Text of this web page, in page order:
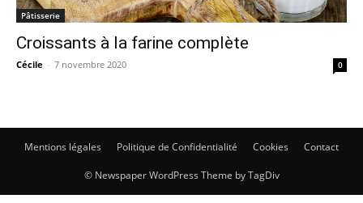
Pâtisserie
Croissants à la farine complète
Cécile - 7 novembre 2020 0
Mentions légales Politique de Confidentialité Cookies Contact
© Newspaper WordPress Theme by TagDiv